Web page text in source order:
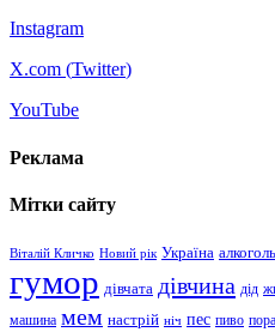
Instagram
X.com (Twitter)
YouTube
Реклама
Мітки сайту
Віталій Кличко Новий рік Україна алкоголь
гумор дівчата дівчина дід
машина мем настрій ніч пес пиво